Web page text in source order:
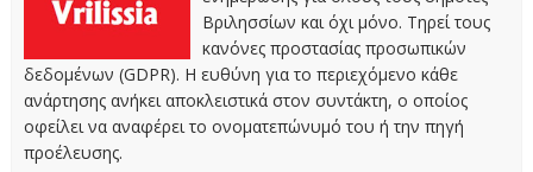
Βριλησσίων και όχι μόνο. Τηρεί τους
κανόνες προστασίας προσωπικών
δεδομένων (GDPR). Η ευθύνη για το περιεχόμενο κάθε
ανάρτησης ανήκει αποκλειστικά στον συντάκτη, ο οποίος
οφείλει να αναφέρει το ονοματεπώνυμό του ή την πηγή
προέλευσης.